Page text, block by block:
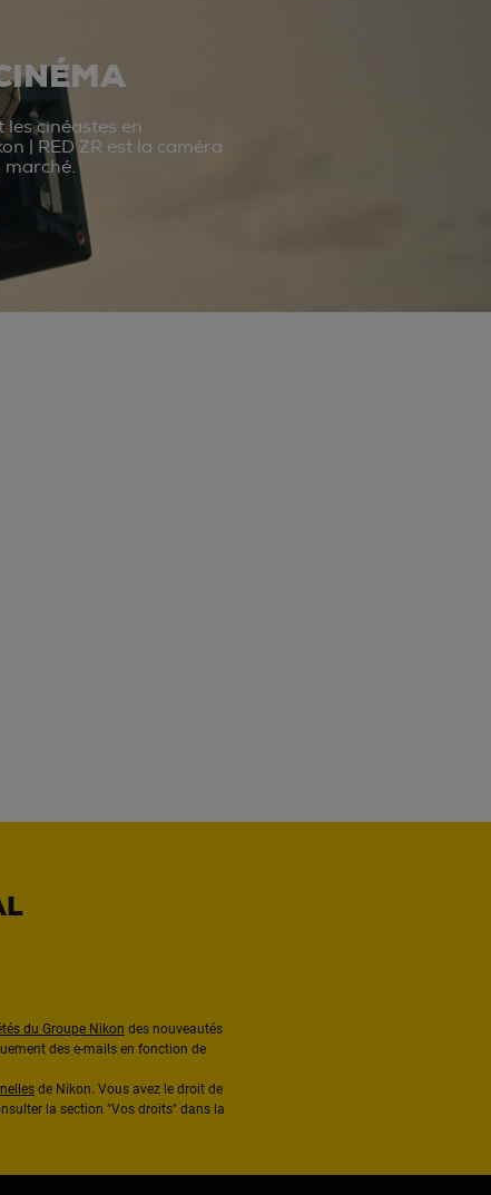
les cinéastes en
| RED ZR est la caméra
du Groupe Nikon des nouveautés
des e-mails en fonction de
de Nikon. Vous avez le droit de
la section "Vos droits" dans la